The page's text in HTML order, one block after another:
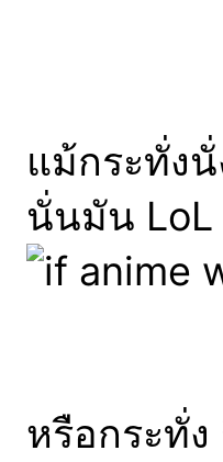
แม้กระทั่งนั่
นั่นมัน LoL
หรือกระทั่